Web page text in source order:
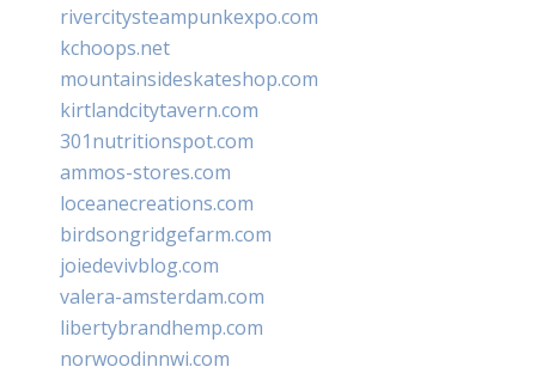
rivercitysteampunkexpo.com
kchoops.net
mountainsideskateshop.com
kirtlandcitytavern.com
301nutritionspot.com
ammos-stores.com
loceanecreations.com
birdsongridgefarm.com
joiedevivblog.com
valera-amsterdam.com
libertybrandhemp.com
norwoodinnwi.com